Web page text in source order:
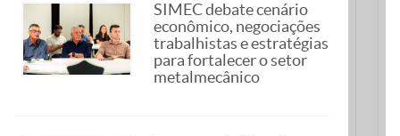
SIMEC debate cenário
econômico, negociações
trabalhistas e estratégias
para fortalecer o setor
metalmecânico